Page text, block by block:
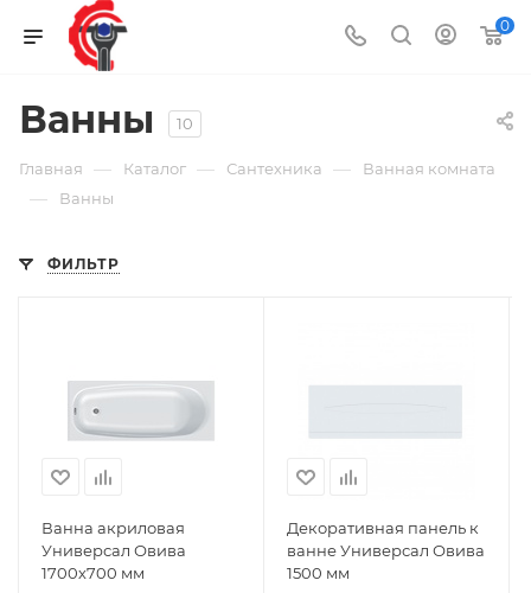
0
Ванны 10
Главная — Каталог — Сантехника — Ванная комната
— Ванны
ФИЛЬТР
Ванна акриловая
Универсал Овива
1700х700 мм
Декоративная панель к
ванне Универсал Овива
1500 мм